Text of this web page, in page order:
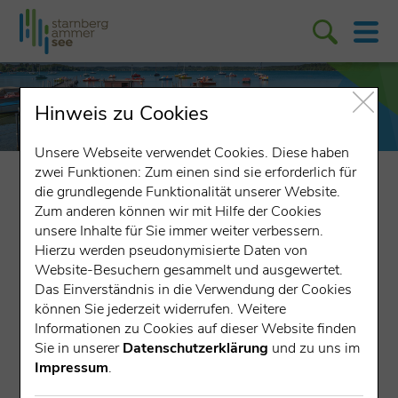
entdecken & erleben Wasser
Sicherheit am See
Die Quaggamuschel
Die Quaggamuschel
Gemeinsam gegen die invasive
Quaggamuschel
Die hochinvasive Quaggamuschel wurde inzwischen
Hinweis zu Cookies
Unsere Webseite verwendet Cookies. Diese haben
zwei Funktionen: Zum einen sind sie erforderlich für
die grundlegende Funktionalität unserer Website.
Zum anderen können wir mit Hilfe der Cookies
unsere Inhalte für Sie immer weiter verbessern.
Hierzu werden pseudonymisierte Daten von
Website-Besuchern gesammelt und ausgewertet.
Das Einverständnis in die Verwendung der Cookies
können Sie jederzeit widerrufen. Weitere
Informationen zu Cookies auf dieser Website finden
Sie in unsererDatenschutzerklärung und zu uns im
Impressum.